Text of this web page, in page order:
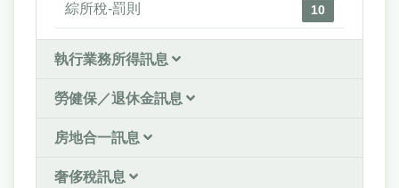
綜所稅-罰則 10
執行業務所得訊息
勞健保／退休金訊息
房地合一訊息
奢侈稅訊息